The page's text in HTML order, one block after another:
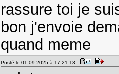
rassure toi je
bon j'envoie
quand meme
Posté le 01-09-2025 à 17:21:13